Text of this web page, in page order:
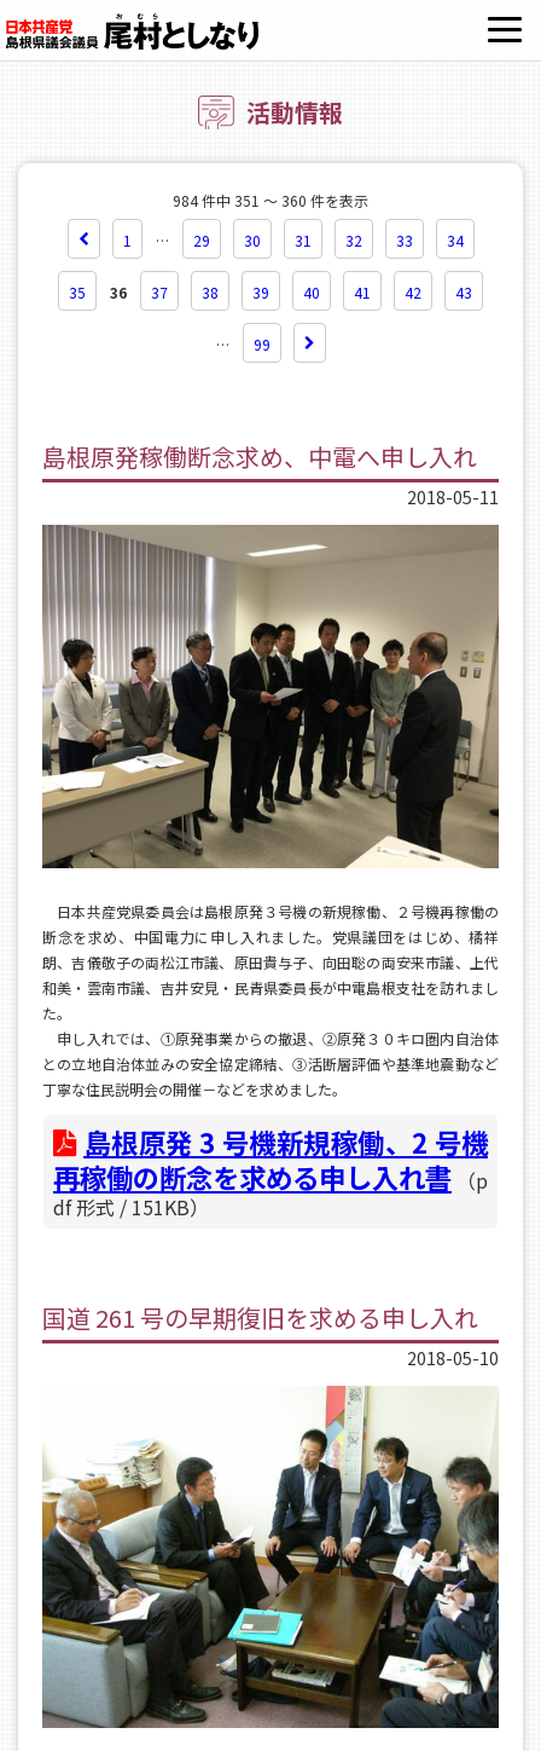
活動情報
984 件中 351 ～ 360 件を表示
1
… 29 30 31 32 33 34
35 36 37 38 39 40 41 42 43
… 99
島根原発稼働断念求め、中電へ申し入れ
2018-05-11
日本共産党県委員会は島根原発３号機の新規稼働、２号機再稼働の
断念を求め、中国電力に申し入れました。党県議団をはじめ、橘祥
朗、吉儀敬子の両松江市議、原田貴与子、向田聡の両安来市議、上代
和美・雲南市議、吉井安見・民青県委員長が中電島根支社を訪れまし
た。
申し入れでは、①原発事業からの撤退、②原発３０キロ圏内自治体
との立地自治体並みの安全協定締結、③活断層評価や基準地震動など
丁寧な住民説明会の開催－などを求めました。
島根原発 3 号機新規稼働、2 号機
再稼働の断念を求める申し入れ書 （p
df 形式 / 151KB）
国道 261 号の早期復旧を求める申し入れ
2018-05-10